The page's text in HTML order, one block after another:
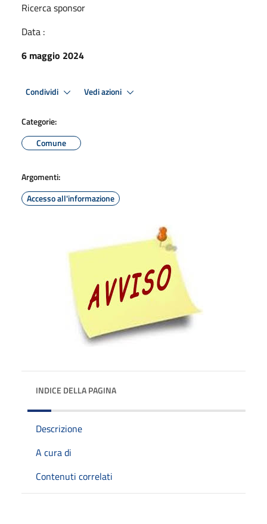
Ricerca sponsor
Data :
6 maggio 2024
Condividi Vedi azioni
Categorie:
Comune
Argomenti:
Accesso all'informazione
INDICE DELLA PAGINA
Descrizione
A cura di
Contenuti correlati